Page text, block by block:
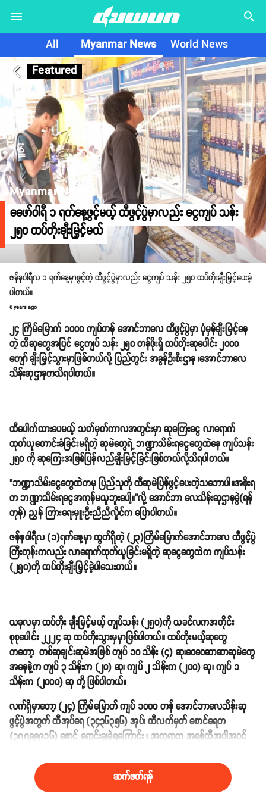
search
All Myanmar News
World News
Featured
arrow_back_ios
Myanmar News
ဖေော်ဝါရီ ၁ ရက်နေ့ဖွင့်မယ့် ထီဖွင့်ပွဲမှာလည်း ငွေကျပ် သန်း
၂၅၀ ထပ်တိုးချီးမြှင့်မယ်
ဇန်နဝါရီလ ၁ ရက်နေ့မှာဖွင့်တဲ့ ထီဖွင့်ပွဲမှာလည်း ငွေကျပ် သန်း ၂၅၀ ထပ်တိုးချီးမြှင့်ပေးခဲ့
ပါတယ်။
6 years ago
၂၄ ကြိမ်မြောက် ၁၀၀၀ ကျပ်တန် အောင်ဘာလေ ထီဖွင့်ပွဲမှာ ပုံမှန်ချီးမြင့်နေ
တဲ့ ထီဆုတွေအပြင် ငွေကျပ် သန်း ၂၅၀ တန်ဖိုးရှိ ထပ်တိုးဆုပေါင်း ၂၀၀၀
ကျော် ချီးမြှင့်သွားမှာဖြစ်တယ်လို့ ပြည်တွင်း အခွန်ဦးစီးဌာန ၊အောင်ဘာလေ
သိန်းဆုဌာနကသိရပါတယ်။
ထီပေါက်ထားပေမယ့် သတ်မှတ်ကာလအတွင်းမှာ ဆုကြေးငွေ လာရောက်
ထုတ်ယူတောင်းခံခြင်းမရှိတဲ့ ဆုမဲတွေရဲ့ ဘဏ္ဍာသိမ်းရငွေတွေထဲနေ ကျပ်သန်း
၂၅၀ ကို ဆုကြေးအဖြစ်ပြန်လည်ချီးမြင့်ခြင်းဖြစ်တယ်လို့သိရပါတယ်။
"ဘဏ္ဍာသိမ်းငွေတွေထဲကမှ ပြည်သူကို ထီဆုမဲပြန်ဖွင့်ပေးတဲ့သဘောပါ။အစိုးရ
က ဘဏ္ဍာသိမ်းရငွေအကုန်မယူဘူးပေါ့။"လို့ အောင်ဘာ လေသိန်းဆုဌာနခွဲ(ရန်
ကုန်) ညွှန် ကြားရေးမှူးဦးညီညီလှိုင်က ပြောပါတယ်။
ဇန်နဝါရီလ (၁)ရက်နေ့မှာ ထွက်ရှိတဲ့ (၂၃)ကြိမ်မြောက်အောင်ဘာလေ ထီဖွင့်ပွဲ
ကြီးတုန်းကလည်း လာရောက်ထုတ်ယူခြင်းမရှိတဲ့ ဆုငွေတွေထဲက ကျပ်သန်း
(၂၅၀)ကို ထပ်တိုးချီးမြှင့်ခဲ့ပါသေးတယ်။
ယခုလမှာ ထပ်တိုး ချီးမြင့်မယ့် ကျပ်သန်း (၂၅၀)ကို ယခင်လကအတိုင်း
စုစုပေါင်း ၂၂၂၄ ဆု ထပ်တိုးသွားမှမှာဖြစ်ပါတယ်။ ထပ်တိုးမယ့်ဆုတွေ
ကတော့ တစ်ဆုချင်းဆုမဲအဖြစ် ကျပ် ၁၀ သိန်း (၄) ဆု၊ဝေဝေဆာဆာဆုမဲတွေ
အနေနဲ့က ကျပ် ၃ သိန်းက (၂၀) ဆု၊ ကျပ် ၂ သိန်းက (၂၀၀) ဆု၊ ကျပ် ၁
သိန်းက (၂၀၀၀) ဆု တို့ ဖြစ်ပါတယ်။
လက်ရှိမှာတော့ (၂၄) ကြိမ်မြောက် ကျပ် ၁၀၀၀ တန် အောင်ဘာလေသိန်းဆု
ဖွင့်ပွဲအတွက် ထီအုပ်ရေ (၃၄၃၆၃၅၆) အုပ်၊ ထီလက်မှတ် စောင်ရေက
(၃၇၇၉၉၉၁၆) စောင် ရောင်းချခဲ့ရကြောင်း ၊ အက္ခရာက အရန်ထီအပါအဝင်
ဆက်ဖတ်ရန်